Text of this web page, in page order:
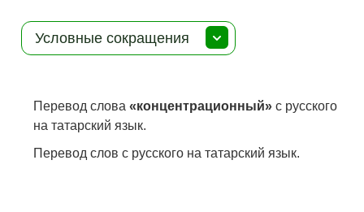
Условные сокращения
Перевод слова«концентрационный» с русского
на татарский язык.
Перевод слов с русского на татарский язык.